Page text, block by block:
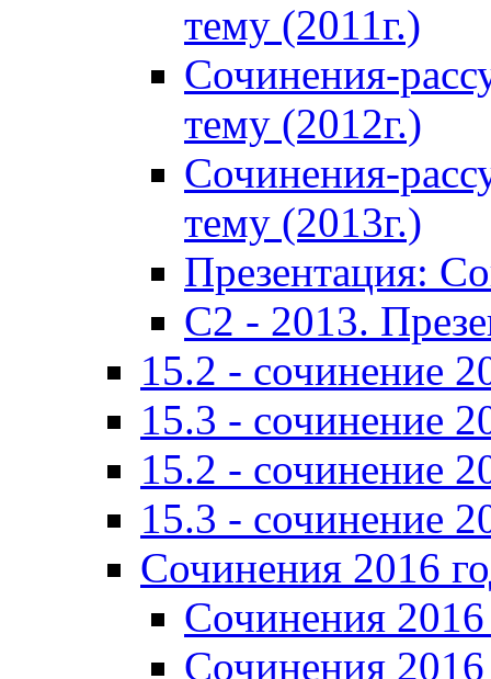
тему (2011г.)
Сочинения-
тему (2012г.)
Сочинения-
тему (2013г.)
Презентация:
C2 - 2013.
15.2 - сочинение
15.3 - сочинение
15.2 - сочинение
15.3 - сочинение
Сочинения 2016
Сочинения
Сочинения